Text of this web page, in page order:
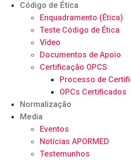
Código de Ética
Enquadramento (Ética)
Teste Código de Ética
Vídeo
Documentos de Apoio
Certificação OPCS
Processo de
OPCs Certificados
Normalização
Media
Eventos
Notícias APORMED
Testemunhos